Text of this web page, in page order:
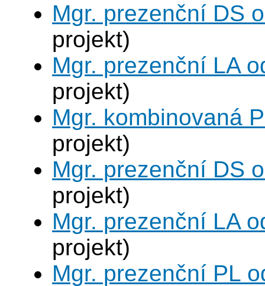
Mgr. prezenční DS
projekt)
Mgr. prezenční LA
projekt)
Mgr. kombinovaná
projekt)
Mgr. prezenční DS
projekt)
Mgr. prezenční LA
projekt)
Mgr. prezenční PL